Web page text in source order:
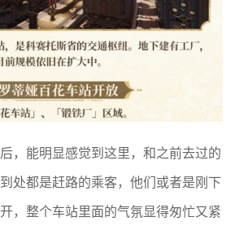
，能明显感觉到这里，和之前去过的
处都是赶路的乘客，他们或者是刚下
，整个车站里面的气氛显得匆忙又紧